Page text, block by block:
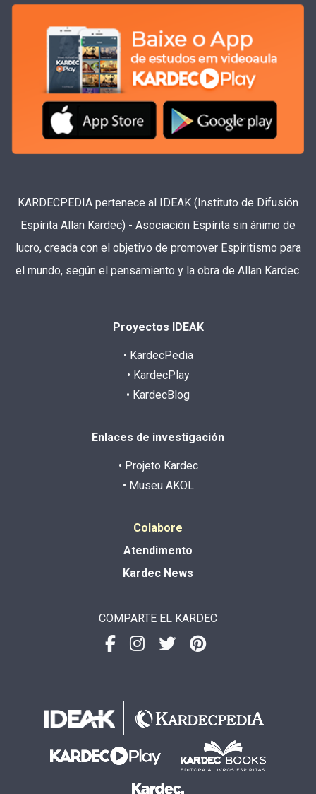
KARDECPEDIA pertenece al IDEAK (Instituto de Difusión
Espírita Allan Kardec) - Asociación Espírita sin ánimo de
lucro, creada con el objetivo de promover Espiritismo para
el mundo, según el pensamiento y la obra de Allan Kardec.
Proyectos IDEAK
• KardecPedia
• KardecPlay
• KardecBlog
Enlaces de investigación
• Projeto Kardec
• Museu AKOL
Colabore
Atendimento
Kardec News
COMPARTE EL KARDEC